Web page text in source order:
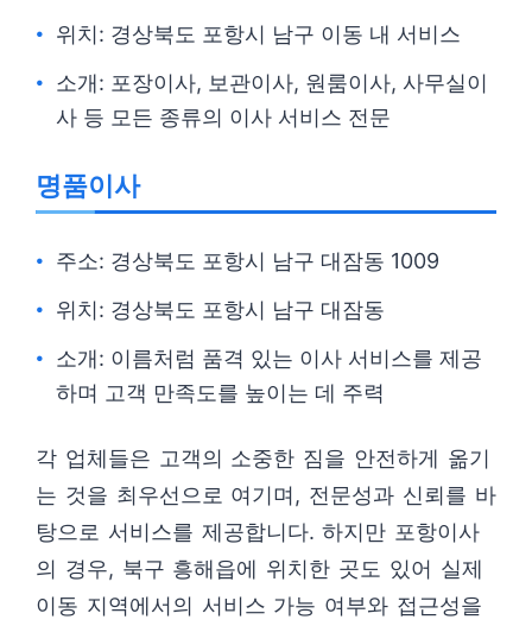
위치: 경상북도 포항시 남구 이동 내 서비스
소개: 포장이사, 보관이사, 원룸이사, 사무실이
사 등 모든 종류의 이사 서비스 전문
명품이사
주소: 경상북도 포항시 남구 대잠동 1009
위치: 경상북도 포항시 남구 대잠동
소개: 이름처럼 품격 있는 이사 서비스를 제공
하며 고객 만족도를 높이는 데 주력
각 업체들은 고객의 소중한 짐을 안전하게 옮기
는 것을 최우선으로 여기며, 전문성과 신뢰를 바
탕으로 서비스를 제공합니다. 하지만 포항이사
의 경우, 북구 흥해읍에 위치한 곳도 있어 실제
이동 지역에서의 서비스 가능 여부와 접근성을